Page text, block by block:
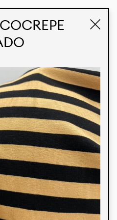
nossa identidade
tecidos e estampas
em colaboração
vida aos seus
extensa linha de
diferentes mercados.
ecológicos e
ser acabados em
digital.